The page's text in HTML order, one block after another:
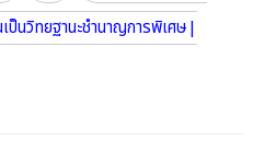
ป็นวิทยฐานะชำนาญการพิเศษ|